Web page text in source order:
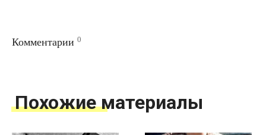
Комментарии 0
Похожие материалы